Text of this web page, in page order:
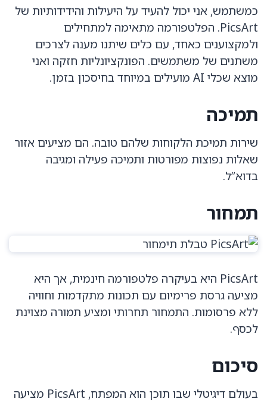
כמשתמש, אני יכול להעיד על היעילות והידידותיות של
PicsArt. הפלטפורמה מתאימה למתחילים
ולמקצוענים כאחד, עם כלים שיתנו מענה לצרכים
משתנים של משתמשים. הפונקציונליות חזקה ואני
מוצא שכלי AI מועילים במיוחד בחיסכון בזמן.
תמיכה
שירות תמיכת הלקוחות שלהם טובה. הם מציעים אזור
שאלות נפוצות מפורטות ותמיכה פעילה ומגיבה
בדוא”ל.
תמחור
PicsArt היא בעיקרה פלטפורמה חינמית, אך היא
מציעה גרסת פרימיום עם תכונות מתקדמות וחוויה
ללא פרסומות. התמחור תחרותי ומציע תמורה מצוינת
לכסף.
סיכום
בעולם דיגיטלי שבו תוכן הוא המפתח, PicsArt מציעה